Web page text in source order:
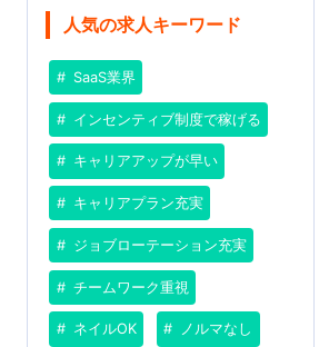
人気の求人キーワード
SaaS業界
インセンティブ制度で稼げる
キャリアアップが早い
キャリアプラン充実
ジョブローテーション充実
チームワーク重視
ネイルOK ノルマなし